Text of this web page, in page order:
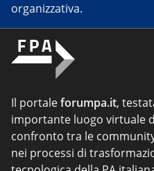
organizzativa.
Il portaleforumpa.it,
importante luogo virtuale
confronto tra le
nei processi di